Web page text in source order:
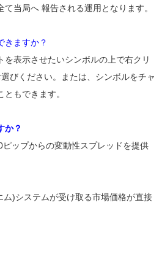
当局へ 報告される運用となります。
きますか？
表示させたいシンボルの上で右クリ
びください。または、シンボルをチャ
もできます。
か？
ップからの変動性スプレッドを提供
)システムが受け取る市場価格が直接